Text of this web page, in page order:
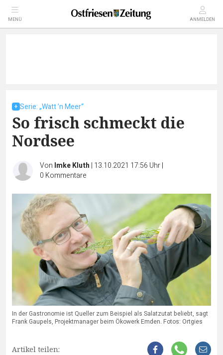
MENÜ ANMELDEN
Serie: „Watt ’n Meer“
So frisch schmeckt die
Nordsee
Von Imke Kluth | 13.10.2021 17:56 Uhr|
0 Kommentare
In der Gastronomie ist Queller zum Beispiel als Salatzutat beliebt, sagt
Frank Gaupels, Projektmanager beim Ökowerk Emden. Fotos: Ortgies
Artikel teilen: